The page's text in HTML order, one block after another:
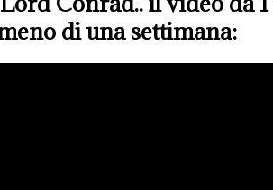
di una settimana: